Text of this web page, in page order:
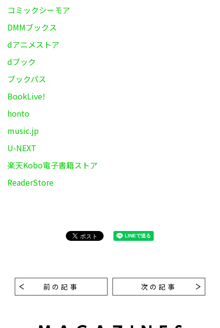
コミックシーモア
DMMブックス
dアニメストア
dブック
ブックパス
BookLive!
honto
music.jp
U-NEXT
楽天Kobo電子書籍ストア
ReaderStore
前の記事 次の記事